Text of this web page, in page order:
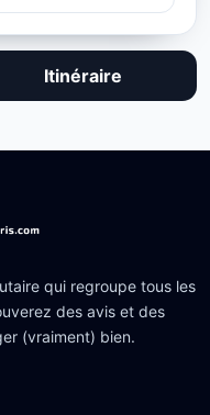
Itinéraire
qui regroupe tous les
des avis et des
(vraiment) bien.